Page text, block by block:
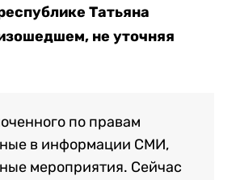
Татьяна
не уточняя
по правам
в информации СМИ,
мероприятия. Сейчас